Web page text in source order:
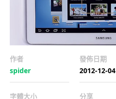
作者
spider
發佈日期
2012-12-04
字體大小 分享